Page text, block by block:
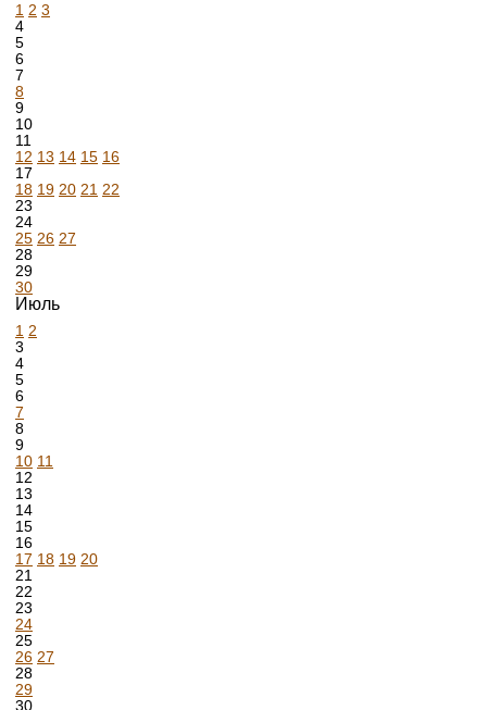
1 2 3
4
5
6
7
8
9
10
11
12 13 14 15 16
17
18 19 20 21 22
23
24
25 26 27
28
29
30
Июль
1 2
3
4
5
6
7
8
9
10 11
12
13
14
15
16
17 18 19 20
21
22
23
24
25
26 27
28
29
30